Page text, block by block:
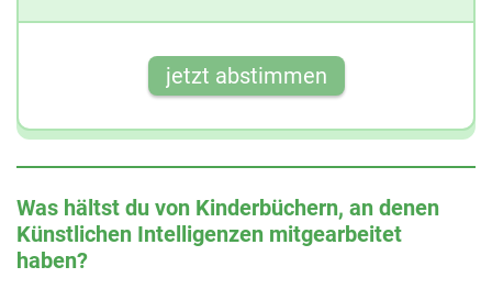
jetzt abstimmen
Was hältst du von Kinderbüchern, an denen
Künstlichen Intelligenzen mitgearbeitet
haben?